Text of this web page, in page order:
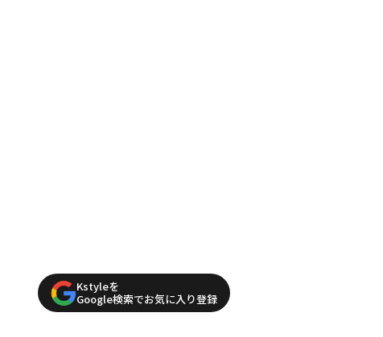
Kstyleを
Google検索でお気に入り登録